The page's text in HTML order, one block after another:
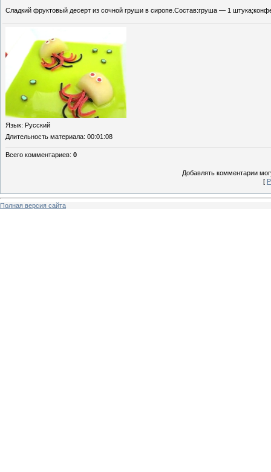
Сладкий фруктовый десерт из сочной груши в сиропе.Состав:груша — 1
Язык: Русский
Длительность материала: 00:01:08
Всего комментариев: 0
Добавлять комментарии
[
Полная версия сайта